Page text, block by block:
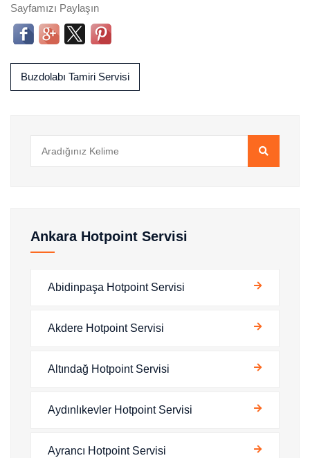
Sayfamızı Paylaşın
Buzdolabı Tamiri Servisi
Ankara Hotpoint Servisi
Abidinpaşa Hotpoint Servisi
Akdere Hotpoint Servisi
Altındağ Hotpoint Servisi
Aydınlıkevler Hotpoint Servisi
Ayrancı Hotpoint Servisi